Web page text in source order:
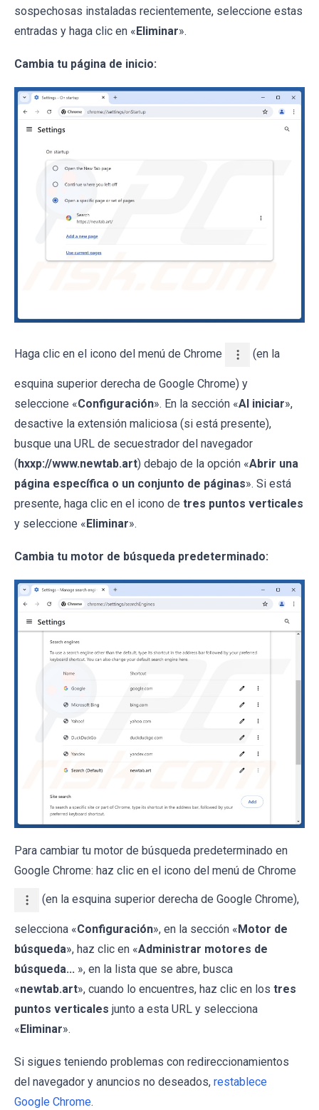
sospechosas instaladas recientemente, seleccione estas
entradas y haga clic en « Eliminar».
Cambia tu página de inicio:
Haga clic en el icono del menú de Chrome (en la
esquina superior derecha de Google Chrome) y
seleccione «Configuración». En la sección «Al iniciar»,
desactive la extensión maliciosa (si está presente),
busque una URL de secuestrador del navegador
( hxxp://www.newtab.art) debajo de la opción «Abrir una
página específica o un conjunto de páginas». Si está
presente, haga clic en el icono de tres puntos verticales
y seleccione « Eliminar».
Cambia tu motor de búsqueda predeterminado:
Para cambiar tu motor de búsqueda predeterminado en
Google Chrome: haz clic en el icono del menú de Chrome
(en la esquina superior derecha de Google Chrome),
selecciona «Configuración», en la sección « Motor de
búsqueda», haz clic en «Administrar motores de
búsqueda... », en la lista que se abre, busca
«newtab.art», cuando lo encuentres, haz clic en los tres
puntos verticales junto a esta URL y selecciona
« Eliminar».
Si sigues teniendo problemas con redireccionamientos
del navegador y anuncios no deseados, restablece
Google Chrome.